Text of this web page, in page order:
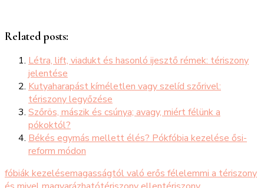
Related posts:
Létra, lift, viadukt és hasonló ijesztő rémek: tériszony
jelentése
Kutyaharapást kíméletlen vagy szelíd szőrivel:
tériszony legyőzése
Szőrös, mászik és csúnya; avagy, miért félünk a
pókoktól?
Békés egymás mellett élés? Pókfóbia kezelése ősi-
reform módon
fóbiák kezelésemagasságtól való erős félelemmi a tériszony